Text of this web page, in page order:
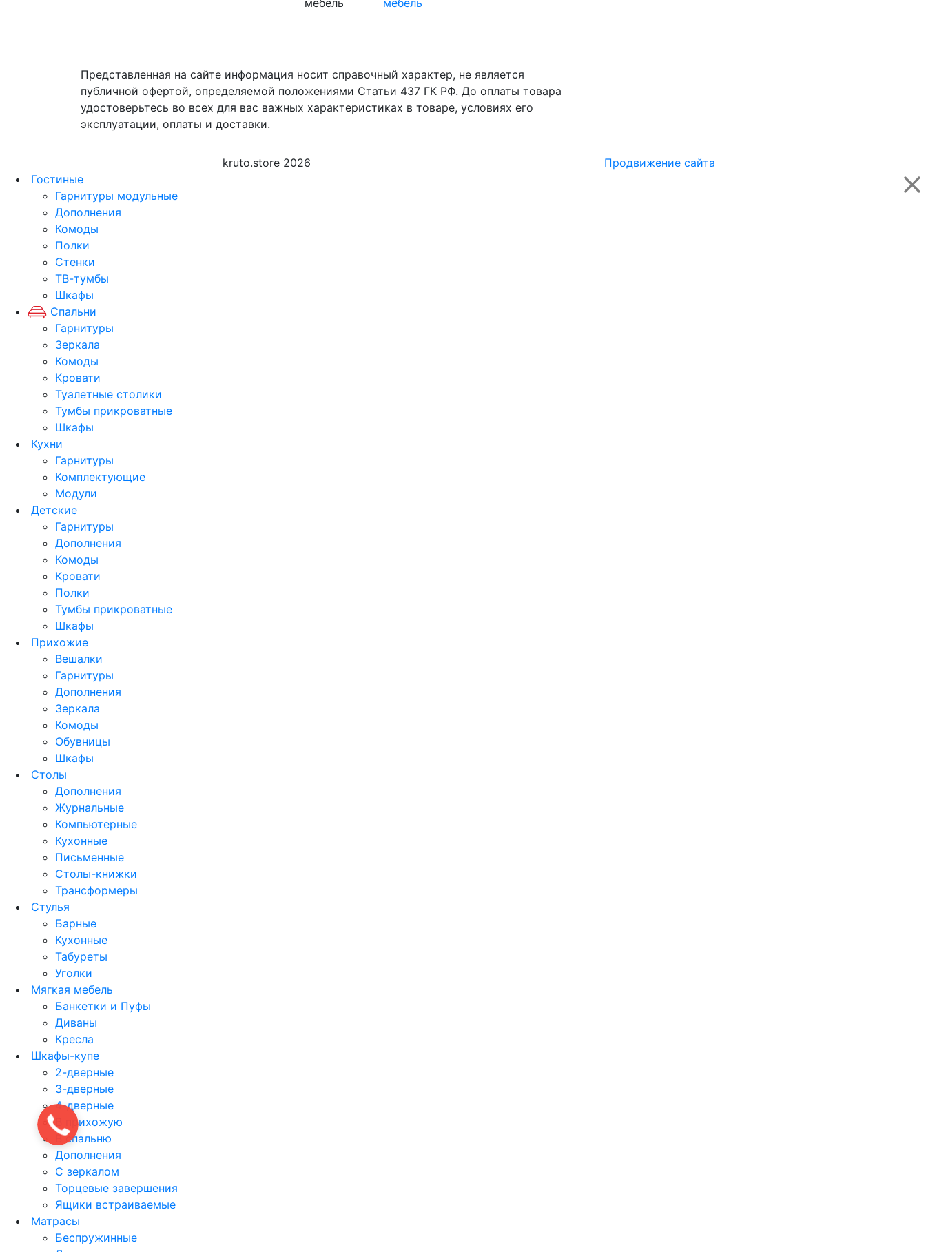
Представленная на сайте информация носит справочный характер, не является
публичной офертой, определяемой положениями Статьи 437 ГК РФ. До оплаты товара
удостоверьтесь во всех для вас важных характеристиках в товаре, условиях его
эксплуатации, оплаты и доставки.
kruto.store 2026
Продвижение сайта
Гостиные
Гарнитуры модульные
Дополнения
Комоды
Полки
Стенки
ТВ-тумбы
Шкафы
Спальни
Гарнитуры
Зеркала
Комоды
Кровати
Туалетные столики
Тумбы прикроватные
Шкафы
Кухни
Гарнитуры
Комплектующие
Модули
Детские
Гарнитуры
Дополнения
Комоды
Кровати
Полки
Тумбы прикроватные
Шкафы
Прихожие
Вешалки
Гарнитуры
Дополнения
Зеркала
Комоды
Обувницы
Шкафы
Столы
Дополнения
Журнальные
Компьютерные
Кухонные
Письменные
Столы-книжки
Трансформеры
Стулья
Барные
Кухонные
Табуреты
Уголки
Мягкая мебель
Банкетки и Пуфы
Диваны
Кресла
Шкафы-купе
2-дверные
3-дверные
4-дверные
В прихожую
В спальню
Дополнения
С зеркалом
Торцевые завершения
Ящики встраиваемые
Матрасы
Беспружинные